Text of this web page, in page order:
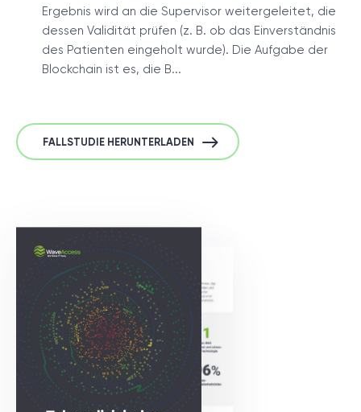
Ergebnis wird an die Supervisor weitergeleitet, die
dessen Validität prüfen (z. B. ob das Einverständnis
des Patienten eingeholt wurde). Die Aufgabe der
Blockchain ist es, die B...
FALLSTUDIE HERUNTERLADEN